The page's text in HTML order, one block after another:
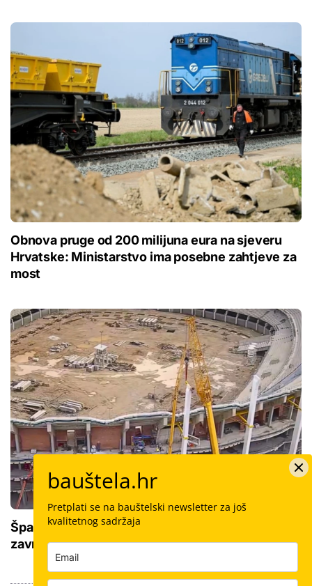
Obnova pruge od 200 milijuna eura na sjeveru
Hrvatske: Ministarstvo ima posebne zahtjeve za
most
Španjolska dobiva novi mega stadion: Nikad
završena konstrukcija stara je 20 godina
bauštela.hr
Pretplati se na bauštelski newsletter za još
kvalitetnog sadržaja